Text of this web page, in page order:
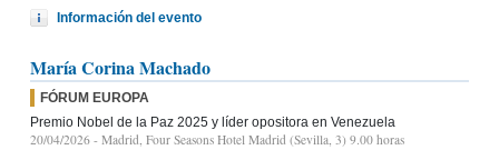
Información del evento
María Corina Machado
FÓRUM EUROPA
Premio Nobel de la Paz 2025 y líder opositora en Venezuela
20/04/2026 - Madrid, Four Seasons Hotel Madrid (Sevilla, 3) 9.00 horas